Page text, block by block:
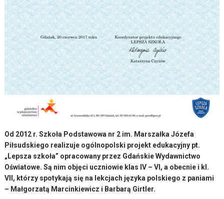
Od 2012 r. Szkoła Podstawowa nr 2 im. Marszałka Józefa
Piłsudskiego realizuje ogólnopolski projekt edukacyjny pt.
„Lepsza szkoła” opracowany przez Gdańskie Wydawnictwo
Oświatowe. Są nim objęci uczniowie klas IV – VI, a obecnie i kl.
VII, którzy spotykają się na lekcjach języka polskiego z paniami
– Małgorzatą Marcinkiewicz i Barbarą Girtler.